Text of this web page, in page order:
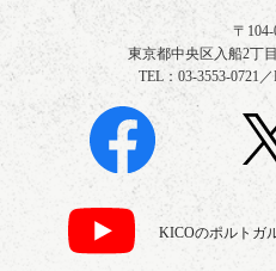
〒104-
東京都中央区入船2丁
TEL：03-3553-0721
KICOのポルトガ